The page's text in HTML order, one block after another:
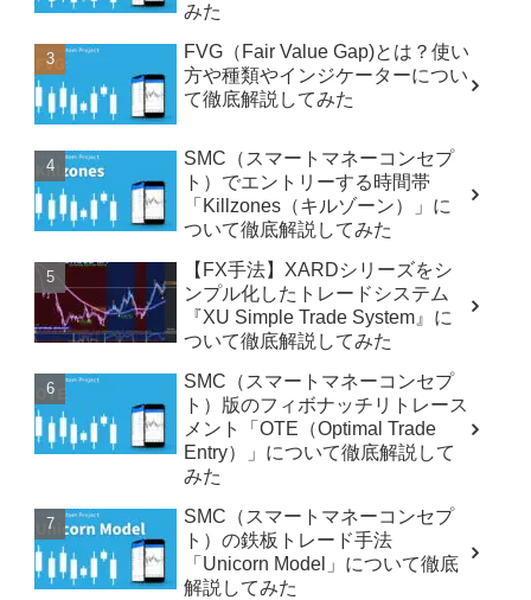
みた
FVG（Fair Value Gap)とは？使い
方や種類やインジケーターについ
て徹底解説してみた
SMC（スマートマネーコンセプ
ト）でエントリーする時間帯
「Killzones（キルゾーン）」に
ついて徹底解説してみた
【FX手法】XARDシリーズをシ
ンプル化したトレードシステム
『XU Simple Trade System』に
ついて徹底解説してみた
SMC（スマートマネーコンセプ
ト）版のフィボナッチリトレース
メント「OTE（Optimal Trade
Entry）」について徹底解説して
みた
SMC（スマートマネーコンセプ
ト）の鉄板トレード手法
「Unicorn Model」について徹底
解説してみた